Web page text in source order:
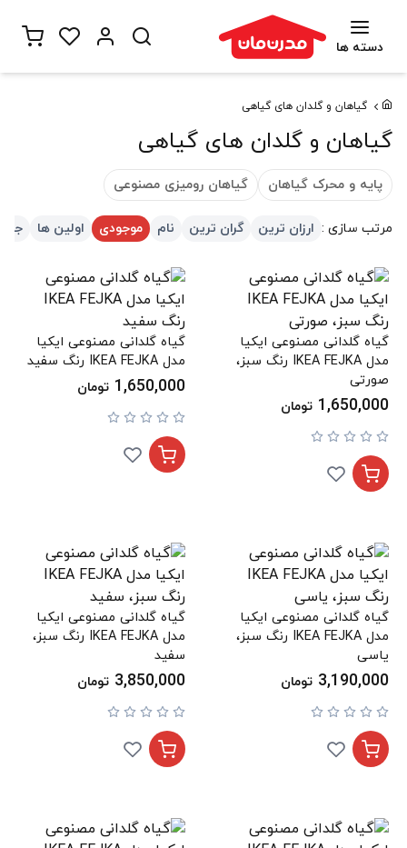
دسته ها
گیاهان و گلدان های گیاهی
گیاهان و گلدان های گیاهی
پایه و محرک گیاهان گیاهان رومیزی مصنوعی
مرتب سازی : ارزان ترین گران ترین نام موجودی اولین ها
گیاه گلدانی مصنوعی ایکیا
مدل IKEA FEJKA رنگ سبز،
صورتی
1,650,000 تومان
گیاه گلدانی مصنوعی ایکیا
مدل IKEA FEJKA رنگ سفید
1,650,000 تومان
گیاه گلدانی مصنوعی ایکیا
مدل IKEA FEJKA رنگ سبز،
یاسی
3,190,000 تومان
گیاه گلدانی مصنوعی ایکیا
مدل IKEA FEJKA رنگ سبز،
سفید
3,850,000 تومان